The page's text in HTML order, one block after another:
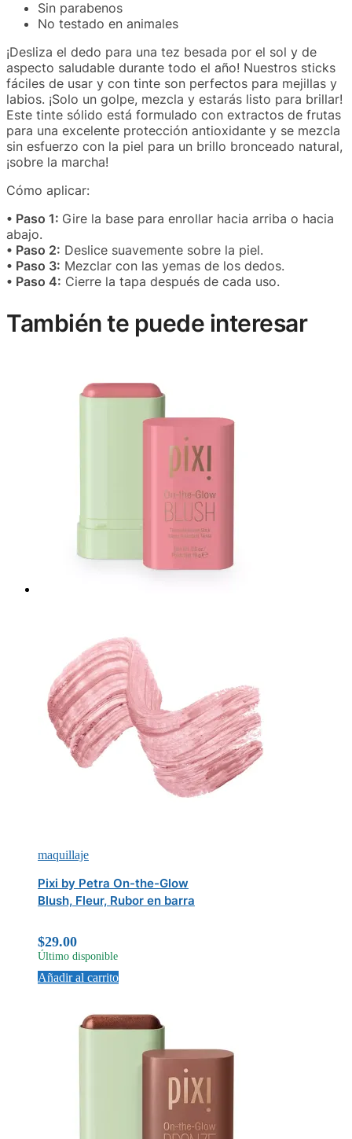
Sin parabenos
No testado en animales
¡Desliza el dedo para una tez besada por el sol y de
aspecto saludable durante todo el año! Nuestros sticks
fáciles de usar y con tinte son perfectos para mejillas y
labios. ¡Solo un golpe, mezcla y estarás listo para brillar!
Este tinte sólido está formulado con extractos de frutas
para una excelente protección antioxidante y se mezcla
sin esfuerzo con la piel para un brillo bronceado natural,
¡sobre la marcha!
Cómo aplicar:
• Paso 1: Gire la base para enrollar hacia arriba o hacia
abajo.
• Paso 2: Deslice suavemente sobre la piel.
• Paso 3: Mezclar con las yemas de los dedos.
• Paso 4: Cierre la tapa después de cada uso.
También te puede interesar
maquillaje
Pixi by Petra On-the-Glow
Blush, Fleur, Rubor en barra
$29.00
Último disponible
Añadir al carrito